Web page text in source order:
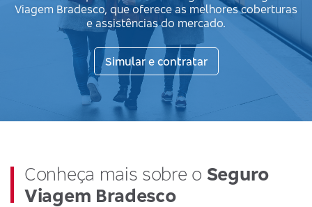
Viagem Bradesco, que oferece as melhores coberturas
e assistências do mercado.
Simular e contratar
Conheça mais sobre o Seguro
Viagem Bradesco